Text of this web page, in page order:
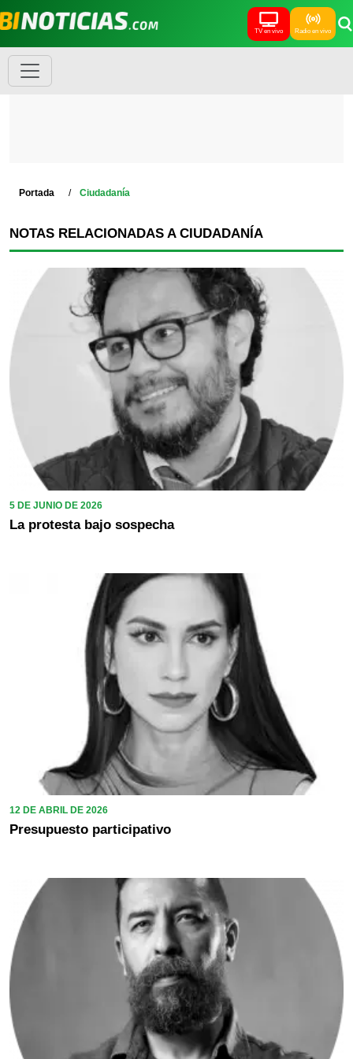
TV en vivo Radio en vivo
Portada Ciudadanía
NOTAS RELACIONADAS A CIUDADANÍA
5 DE JUNIO DE 2026
La protesta bajo sospecha
12 DE ABRIL DE 2026
Presupuesto participativo